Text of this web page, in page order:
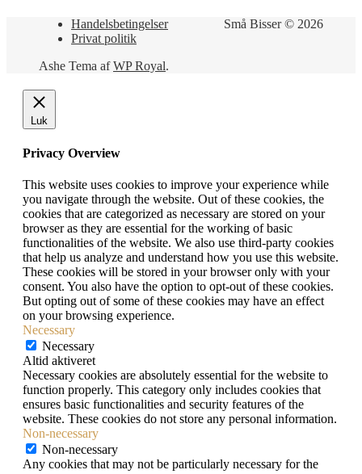
Små Bisser © 2026
Handelsbetingelser
Privat politik
Ashe Tema afWP Royal.
Luk
Privacy Overview
This website uses cookies to improve your experience while
you navigate through the website. Out of these cookies, the
cookies that are categorized as necessary are stored on your
browser as they are essential for the working of basic
functionalities of the website. We also use third-party cookies
that help us analyze and understand how you use this website.
These cookies will be stored in your browser only with your
consent. You also have the option to opt-out of these cookies.
But opting out of some of these cookies may have an effect
on your browsing experience.
Necessary
Necessary
Altid aktiveret
Necessary cookies are absolutely essential for the website to
function properly. This category only includes cookies that
ensures basic functionalities and security features of the
website. These cookies do not store any personal information.
Non-necessary
Non-necessary
Any cookies that may not be particularly necessary for the